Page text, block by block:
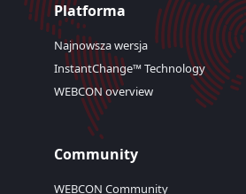
Platforma
Najnowsza wersja
InstantChange™ Technology
WEBCON overview
Community
WEBCON Community